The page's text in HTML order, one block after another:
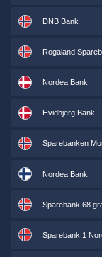
DNB Bank
Rogaland
Nordea Bank
Hvidbjerg Bank
Sparebanken
Nordea Bank
Sparebank 68
Sparebank 1